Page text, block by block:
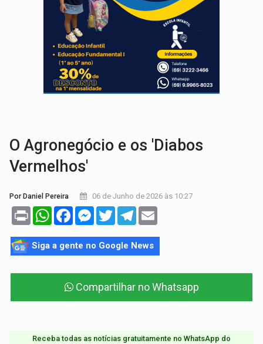
GIGANTE DA AMÉRICA: Brasil reúne dimensão continental e posição
INDEPENDÊNCIA: 10 dicas importantes para quem quer
VARCENA: Cientistas descobrem nova espécie de rã em florestas
BARGANHA: Vai comprar celular usado? Veja como consultar o
O Agronegócio e os 'Diabos
Vermelhos'
Por Daniel Pereira 06 de Junho de 2026 às 10:27
Print WhatsAppFacebookMessenger
TwitterTelegram
Siga a gente no Google News
Compartilhar no Whatsapp
Receba todas as notícias gratuitamente no WhatsApp do